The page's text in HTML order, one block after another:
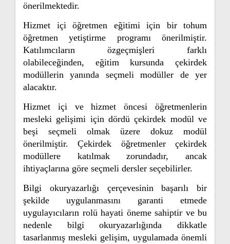
önerilmektedir.
Hizmet içi öğretmen eğitimi için bir tohum
öğretmen yetiştirme programı önerilmiştir.
Katılımcıların özgeçmişleri farklı
olabileceğinden, eğitim kursunda çekirdek
modüllerin yanında seçmeli modüller de yer
alacaktır.
Hizmet içi ve hizmet öncesi öğretmenlerin
mesleki gelişimi için dördü çekirdek modül ve
beşi seçmeli olmak üzere dokuz modül
önerilmiştir. Çekirdek öğretmenler çekirdek
modüllere katılmak zorundadır, ancak
ihtiyaçlarına göre seçmeli dersler seçebilirler.
Bilgi okuryazarlığı çerçevesinin başarılı bir
şekilde uygulanmasını garanti etmede
uygulayıcıların rolü hayati öneme sahiptir ve bu
nedenle bilgi okuryazarlığında dikkatle
tasarlanmış mesleki gelişim, uygulamada önemli